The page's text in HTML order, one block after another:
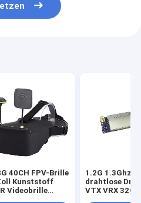
40CH FPV-Brille
Kunststoff
Videobrille
1.2G 1.3Ghz
drahtlose
VTX VRX